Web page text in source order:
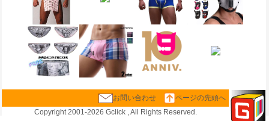
お問い合わせ
ページの先頭へ
Copyright 2001-2026 Gclick , All Rights Reserved.